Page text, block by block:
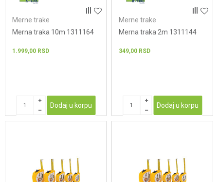
Merne trake
Merna traka 10m 1311164
1.999,00 RSD
Dodaj u korpu
Merne trake
Merna traka 2m 1311144
349,00 RSD
Dodaj u korpu